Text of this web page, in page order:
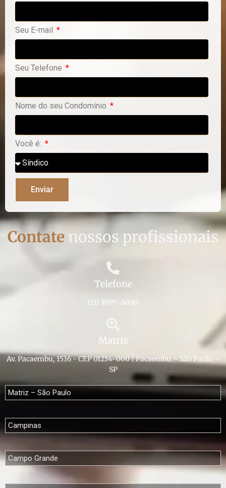
Contate nossos profissionais
Telefone
(11) 3095-6000
Matriz
Av. Pacaembu, 1536 - CEP 01234-000 | Pacaembu – São Paulo –
SP
Matriz – São Paulo
Campinas
Campo Grande
Seu E-mail
Seu Telefone
Nome do seu Condomínio
Você é:
Enviar